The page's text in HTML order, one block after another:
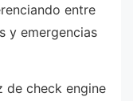
entre
y emergencias
de check engine